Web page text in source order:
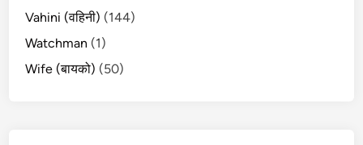
Vahini (वहिनी) (144)
Watchman (1)
Wife (बायको) (50)